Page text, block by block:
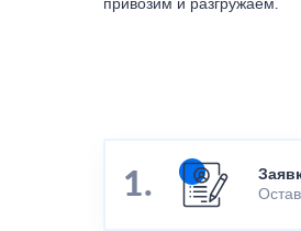
привозим и разгружаем.